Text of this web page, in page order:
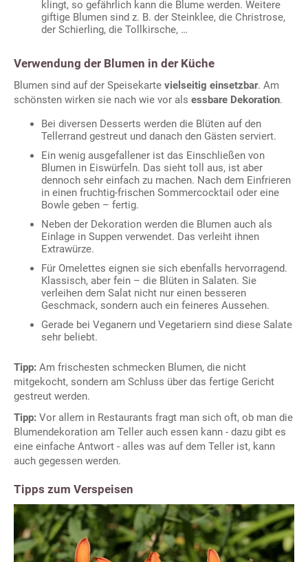
klingt, so gefährlich kann die Blume werden. Weitere
giftige Blumen sind z. B. der Steinklee, die Christrose,
der Schierling, die Tollkirsche, …
Verwendung der Blumen in der Küche
Blumen sind auf der Speisekarte vielseitig einsetzbar. Am
schönsten wirken sie nach wie vor als essbare Dekoration.
Bei diversen Desserts werden die Blüten auf den
Tellerrand gestreut und danach den Gästen serviert.
Ein wenig ausgefallener ist das Einschließen von
Blumen in Eiswürfeln. Das sieht toll aus, ist aber
dennoch sehr einfach zu machen. Nach dem Einfrieren
in einen fruchtig-frischen Sommercocktail oder eine
Bowle geben – fertig.
Neben der Dekoration werden die Blumen auch als
Einlage in Suppen verwendet. Das verleiht ihnen
Extrawürze.
Für Omelettes eignen sie sich ebenfalls hervorragend.
Klassisch, aber fein – die Blüten in Salaten. Sie
verleihen dem Salat nicht nur einen besseren
Geschmack, sondern auch ein feineres Aussehen.
Gerade bei Veganern und Vegetariern sind diese Salate
sehr beliebt.
Tipp: Am frischesten schmecken Blumen, die nicht
mitgekocht, sondern am Schluss über das fertige Gericht
gestreut werden.
Tipp: Vor allem in Restaurants fragt man sich oft, ob man die
Blumendekoration am Teller auch essen kann - dazu gibt es
eine einfache Antwort - alles was auf dem Teller ist, kann
auch gegessen werden.
Tipps zum Verspeisen